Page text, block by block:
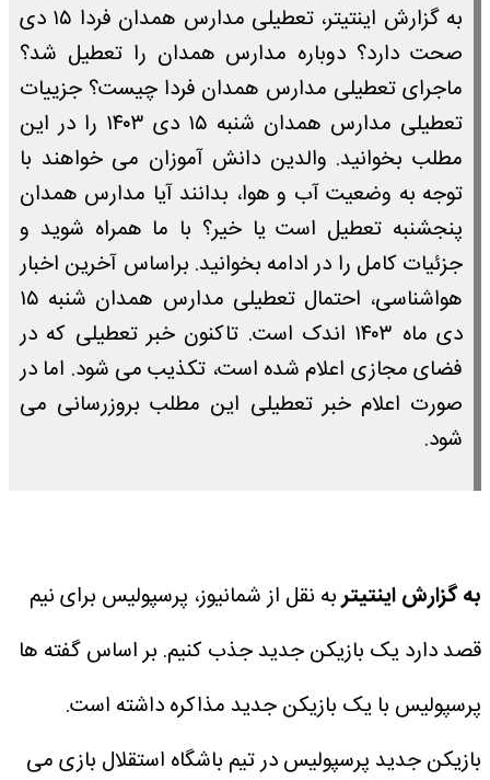
به گزارش اینتیتر، تعطیلی مدارس همدان فردا ۱۵ دی
صحت دارد؟ دوباره مدارس همدان را تعطیل شد؟
ماجرای تعطیلی مدارس همدان فردا چیست؟ جزییات
تعطیلی مدارس همدان شنبه ۱۵ دی ۱۴۰۳ را در این
مطلب بخوانید. والدین دانش آموزان می خواهند با
توجه به وضعیت آب و هوا، بدانند آیا مدارس همدان
پنجشنبه تعطیل است یا خیر؟ با ما همراه شوید و
جزئیات کامل را در ادامه بخوانید. براساس آخرین اخبار
هواشناسی، احتمال تعطیلی مدارس همدان شنبه ۱۵
دی ماه ۱۴۰۳ اندک است. تاکنون خبر تعطیلی که در
فضای مجازی اعلام شده است، تکذیب می شود. اما در
صورت اعلام خبر تعطیلی این مطلب بروزرسانی می
شود.
به گزارش اینتیتربه نقل از شمانیوز، پرسپولیس برای نیم
قصد دارد یک بازیکن جدید جذب کنیم. بر اساس گفته ها
پرسپولیس با یک بازیکن جدید مذاکره داشته است.
بازیکن جدید پرسپولیس در تیم باشگاه استقلال بازی می